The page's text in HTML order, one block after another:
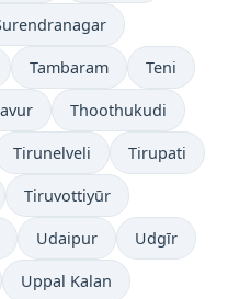
Tambaram Teni
Thoothukudi
Tirunelveli Tirupati
Tiruvottiyūr
Udaipur Udgīr
Uppal Kalan